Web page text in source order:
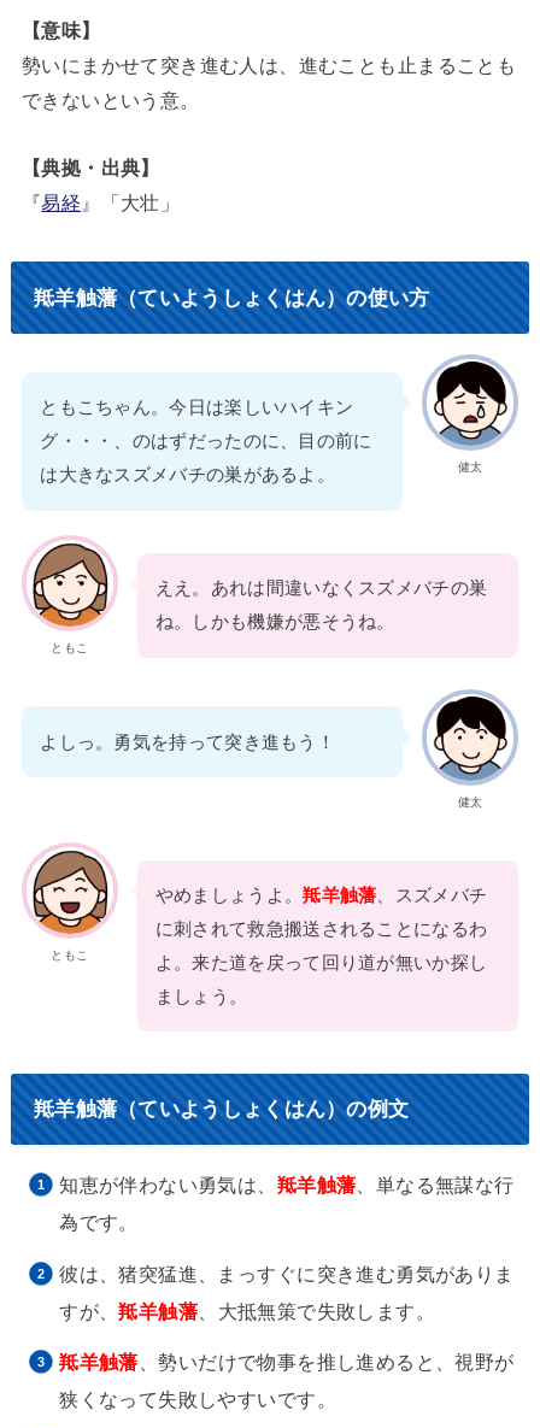
【意味】
勢いにまかせて突き進む人は、進むことも止まることも
できないという意。
【典拠・出典】
『易経 』「大壮」
羝羊触藩（ていようしょくはん）の使い方
健太
ともこちゃん。今日は楽しいハイキン
グ・・・、のはずだったのに、目の前に
は大きなスズメバチの巣があるよ。
ともこ
ええ。あれは間違いなくスズメバチの巣
ね。しかも機嫌が悪そうね。
健太
よしっ。勇気を持って突き進もう！
ともこ
やめましょうよ。羝羊触藩、スズメバチ
に刺されて救急搬送されることになるわ
よ。来た道を戻って回り道が無いか探し
ましょう。
羝羊触藩（ていようしょくはん）の例文
知恵が伴わない勇気は、 羝羊触藩 、単なる無謀な行
為です。
彼は、猪突猛進、まっすぐに突き進む勇気がありま
すが、羝羊触藩 、大抵無策で失敗します。
羝羊触藩 、勢いだけで物事を推し進めると、視野が
狭くなって失敗しやすいです。